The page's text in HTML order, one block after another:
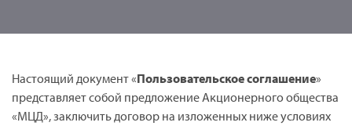
Настоящий документ «Пользовательское соглашение»
представляет собой предложение Акционерного общества
«МЦД», заключить договор на изложенных ниже условиях